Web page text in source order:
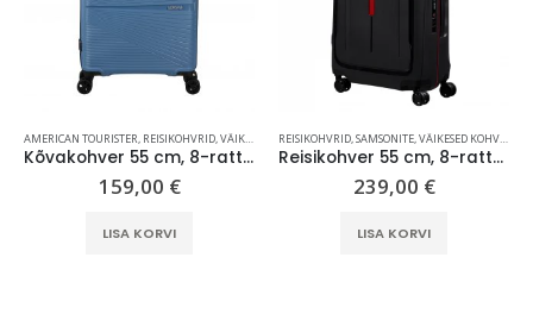
AMERICAN TOURISTER, REISIKOHVRID,VÄIKESED KOHVRID (KUNI 59 CM)
Kõvakohver 55 cm, 8-rattaline, sinine (Coronet Blue), TSA koodlukk, American Tourister Airconic
159,00 €
LISA KORVI
REISIKOHVRID,SAMSONITE,VÄIKESED KOHVRID (KUNI 59 CM)
Reisikohver 55 cm, 8-rattaline, must/punane (Charcoal/Red), TSA koodlukk, Samsonite Essens
239,00 €
LISA KORVI